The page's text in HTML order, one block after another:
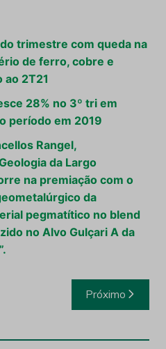
trimestre com queda na
de ferro, cobre e
ao 2T21
28% no 3º tri em
período em 2019
Rangel,
da Largo
na premiação com o
da
pegmatítico no blend
no Alvo Gulçari A da
Próximo